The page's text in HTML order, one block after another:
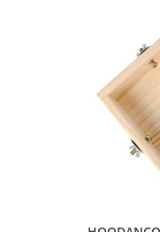
an
gesamten
Oder suchen Sie
HOODANCOS?
Abteilung mit
HOODANCOS. Mit
Seite können Sie
Marken
Preiskategorien
Angeboten